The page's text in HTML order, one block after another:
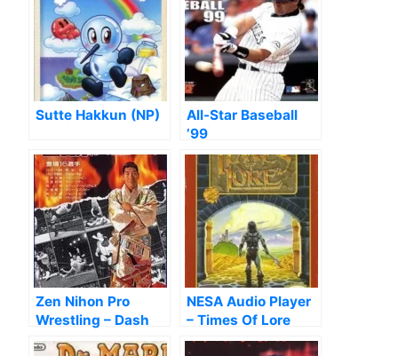
Sutte Hakkun (NP)
All-Star Baseball
’99
Zen Nihon Pro
Wrestling – Dash
NESA Audio Player
– Times Of Lore
(Hack)